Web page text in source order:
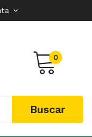
0
Buscar